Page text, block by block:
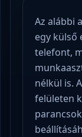
Az alábbi
egy külső
telefont,
nélkül is.
felületen